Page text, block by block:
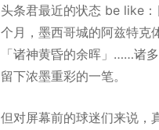
头条君最近的状态 be like
个月，墨西哥城的阿兹特克
「诸神黄昏的余晖」……诸
留下浓墨重彩的一笔。
但对屏幕前的球迷们来说，